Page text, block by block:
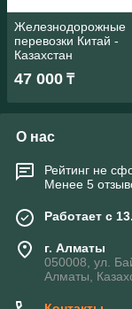
Железнодорожные
перевозки Китай -
Казахстан
47 000 ₸
О нас
Рейтинг не
Менее 5
Работает с
г. Алматы
050008, ул.
Алматы,